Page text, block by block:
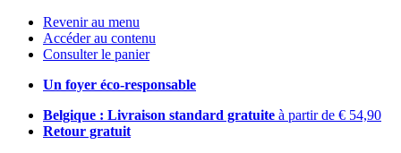
Revenir au menu
Accéder au contenu
Consulter le panier
Un foyer éco-responsable
Belgique : Livraison standard gratuite à partir de € 54,90
Retour gratuit